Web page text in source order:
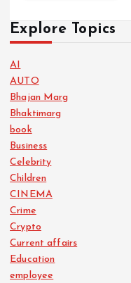
Explore Topics
AI
AUTO
Bhajan Marg
Bhaktimarg
book
Business
Celebrity
Children
CINEMA
Crime
Crypto
Current affairs
Education
employee